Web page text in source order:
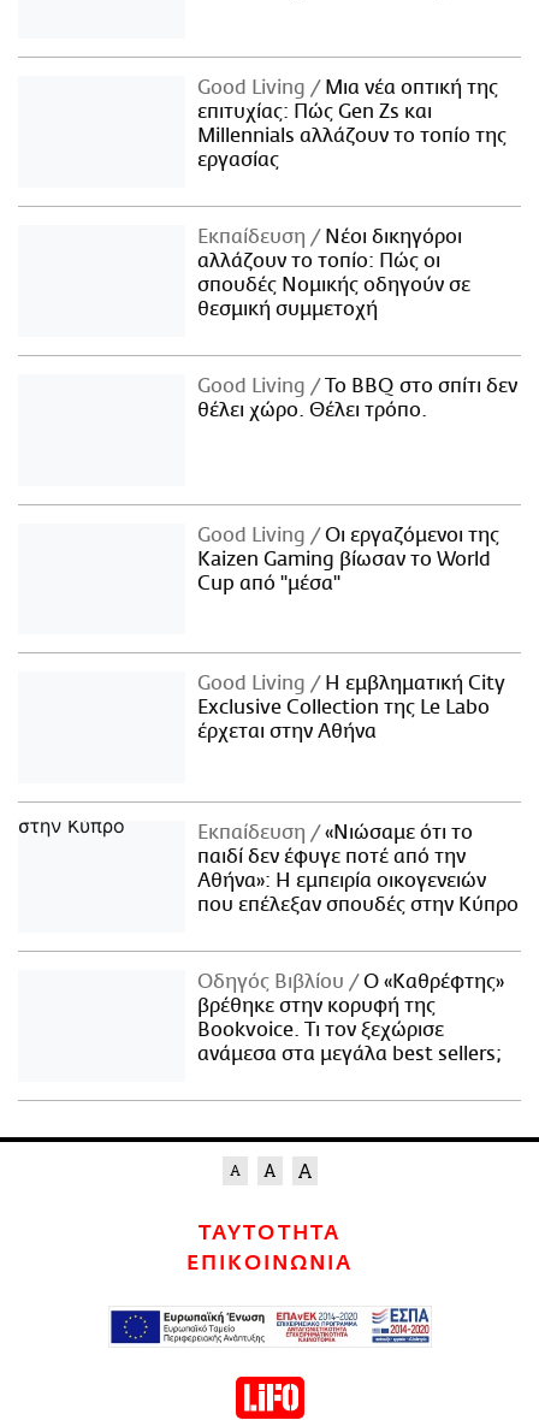
Good Living
Μια νέα οπτική της
επιτυχίας: Πώς Gen Zs και
Millennials αλλάζουν το τοπίο της
εργασίας
Εκπαίδευση
Νέοι δικηγόροι
αλλάζουν το τοπίο: Πώς οι
σπουδές Νομικής οδηγούν σε
θεσμική συμμετοχή
Good Living
Το BBQ στο σπίτι δεν
θέλει χώρο. Θέλει τρόπο.
Good Living
Οι εργαζόμενοι της
Kaizen Gaming βίωσαν το World
Cup από "μέσα"
Good Living
Η εμβληματική City
Exclusive Collection της Le Labo
έρχεται στην Αθήνα
Εκπαίδευση
«Νιώσαμε ότι το
παιδί δεν έφυγε ποτέ από την
Αθήνα»: Η εμπειρία οικογενειών
που επέλεξαν σπουδές στην Κύπρο
Οδηγός Βιβλίου
Ο «Καθρέφτης»
βρέθηκε στην κορυφή της
Bookvoice. Τι τον ξεχώρισε
ανάμεσα στα μεγάλα best sellers;
ΤΑΥΤΟΤΗΤΑ
ΕΠΙΚΟΙΝΩΝΙΑ